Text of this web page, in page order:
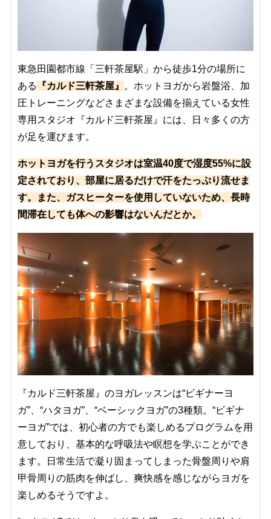
東急田園都市線「三軒茶屋駅」から徒歩1分の場所に
ある
『カルド三軒茶屋』
。ホットヨガから岩盤浴、加
圧トレーニングなどさまざまな設備を揃えている女性
専用スタジオ『カルド三軒茶屋』には、日々多くの方
が足を運びます。
ホットヨガを行うスタジオは室温40度で湿度55%に設
定されており、部屋に居るだけで汗をたっぷり流せま
す。また、ガスヒーターを使用していないため、長時
間滞在しても体への影響はないんだとか。
『カルド三軒茶屋』のヨガレッスンは“ビギナーヨ
ガ”、“ハタヨガ”、“ベーシックヨガ”の3種類。“ビギナ
ーヨガ”では、初心者の方でも楽しめるプログラムを用
意しており、基本的な呼吸法や瞑想を学ぶことができ
ます。日常生活で凝り固まってしまった骨盤周りや肩
甲骨周りの筋肉を伸ばし、爽快感を感じながらヨガを
楽しめるそうですよ。